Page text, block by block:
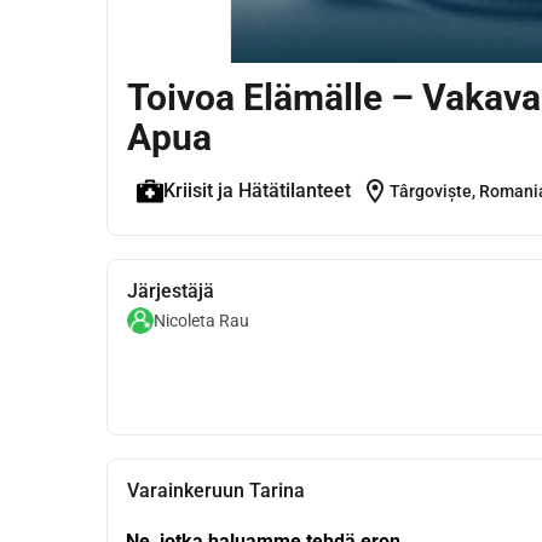
Toivoa Elämälle –
Apua
Kriisit ja Hätätilanteet location_on Târgoviște,
Järjestäjä
Nicoleta Rau
Varainkeruun Tarina